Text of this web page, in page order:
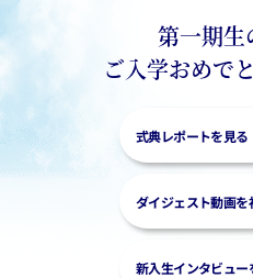
第一期生
ご入学おめで
式典レポートを見る
ダイジェスト動画を
新入生インタビュー